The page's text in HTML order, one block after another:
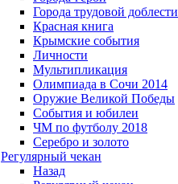
Города трудовой доблести
Красная книга
Крымские события
Личности
Мультипликация
Олимпиада в Сочи 2014
Оружие Великой Победы
События и юбилеи
ЧМ по футболу 2018
Серебро и золото
Регулярный чекан
Назад